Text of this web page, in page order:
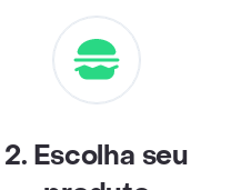
2. Escolha seu